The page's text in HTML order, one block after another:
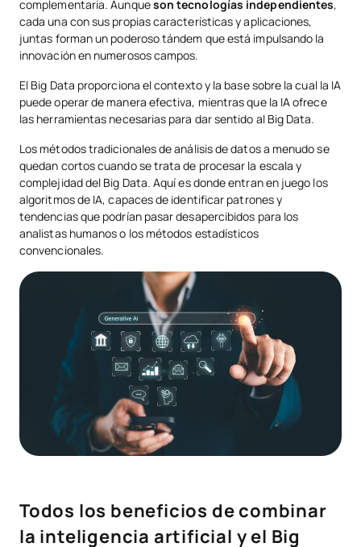
complementaria. Aunqueson tecnologías independientes,
cada una con sus propias características y aplicaciones,
juntas forman un poderoso tándem que está impulsando la
innovación en numerosos campos.
El Big Data proporciona el contexto y la base sobre la cual la IA
puede operar de manera efectiva, mientras que la IA ofrece
las herramientas necesarias para dar sentido al Big Data.
Los métodos tradicionales de análisis de datos a menudo se
quedan cortos cuando se trata de procesar la escala y
complejidad del Big Data. Aquí es donde entran en juego los
algoritmos de IA, capaces de identificar patrones y
tendencias que podrían pasar desapercibidos para los
analistas humanos o los métodos estadísticos
convencionales.
Todos los beneficios de combinar
la inteligencia artificial y el Big